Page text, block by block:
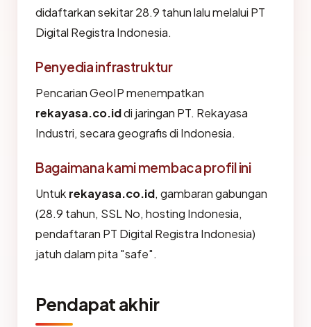
didaftarkan sekitar 28.9 tahun lalu melalui PT
Digital Registra Indonesia.
Penyedia infrastruktur
Pencarian GeoIP menempatkan
rekayasa.co.iddi jaringan PT. Rekayasa
Industri, secara geografis di Indonesia.
Bagaimana kami membaca profil ini
Untuk rekayasa.co.id, gambaran gabungan
(28.9 tahun, SSL No, hosting Indonesia,
pendaftaran PT Digital Registra Indonesia)
jatuh dalam pita "safe".
Pendapat akhir